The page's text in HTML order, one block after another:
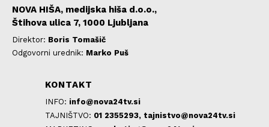
NOVA HIŠA, medijska hiša d.o.o.,
Štihova ulica 7, 1000 Ljubljana
Direktor: Boris Tomašič
Odgovorni urednik: Marko Puš
KONTAKT
INFO: info@nova24tv.si
TAJNIŠTVO: 01 2355293, tajnistvo@nova24tv.si